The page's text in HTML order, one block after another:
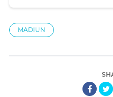
MADIUN